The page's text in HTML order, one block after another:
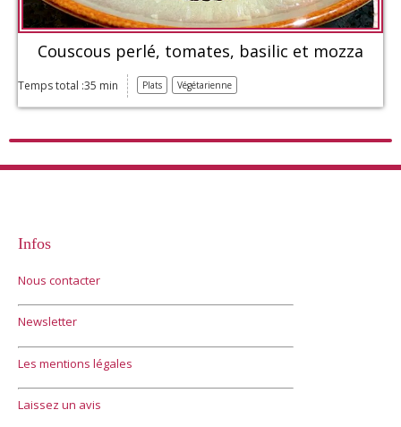
Couscous perlé, tomates, basilic et mozza
Temps total :35 min Plats Végétarienne
Infos
Nous contacter
Newsletter
Les mentions légales
Laissez un avis